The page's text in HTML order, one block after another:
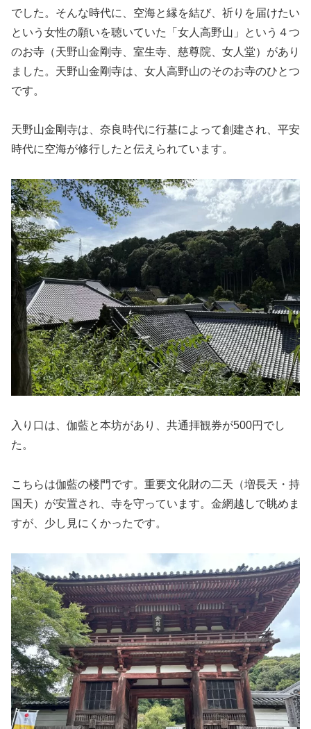
でした。そんな時代に、空海と縁を結び、祈りを届けたい
という女性の願いを聴いていた「女人高野山」という４つ
のお寺（天野山金剛寺、室生寺、慈尊院、女人堂）があり
ました。天野山金剛寺は、女人高野山のそのお寺のひとつ
です。
天野山金剛寺は、奈良時代に行基によって創建され、平安
時代に空海が修行したと伝えられています。
入り口は、伽藍と本坊があり、共通拝観券が500円でし
た。
こちらは伽藍の楼門です。重要文化財の二天（増長天・持
国天）が安置され、寺を守っています。金網越しで眺めま
すが、少し見にくかったです。